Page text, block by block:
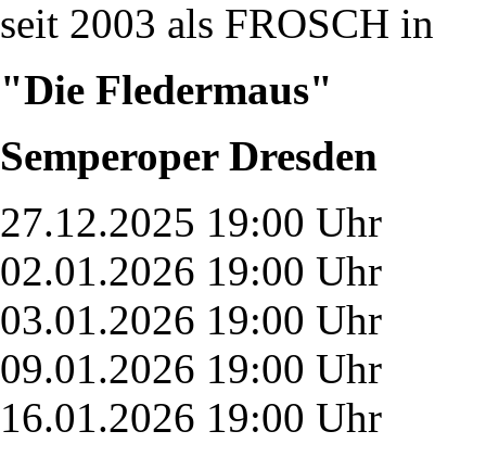
seit 2003 als FROSCH in
"Die Fledermaus"
Semperoper Dresden
27.12.2025 19:00 Uhr
02.01.2026 19:00 Uhr
03.01.2026 19:00 Uhr
09.01.2026 19:00 Uhr
16.01.2026 19:00 Uhr